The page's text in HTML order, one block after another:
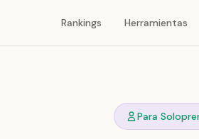
Rankings Herramientas
Para